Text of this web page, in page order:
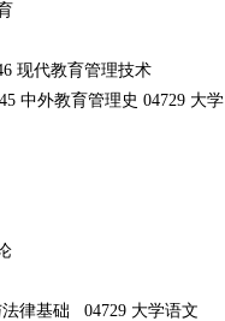
现代教育管理技术
中外教育管理史 04729 大学
法律基础 04729 大学语文